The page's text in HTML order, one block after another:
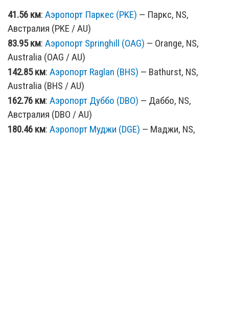
41.56 км: Аэропорт Паркес (PKE) — Паркс, NS,
Австралия (PKE / AU)
83.95 км: Аэропорт Springhill (OAG) — Orange, NS,
Australia (OAG / AU)
142.85 км: Аэропорт Raglan (BHS) — Bathurst, NS,
Australia (BHS / AU)
162.76 км: Аэропорт Дуббо (DBO) — Даббо, NS,
Австралия (DBO / AU)
180.46 км: Аэропорт Муджи (DGE) — Маджи, NS,